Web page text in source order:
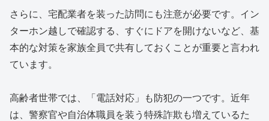
さらに、宅配業者を装った訪問にも注意が必要です。イン
ターホン越しで確認する、すぐにドアを開けないなど、基
本的な対策を家族全員で共有しておくことが重要と言われ
ています。
高齢者世帯では、「電話対応」も防犯の一つです。近年
は、警察官や自治体職員を装う特殊詐欺も増えているた